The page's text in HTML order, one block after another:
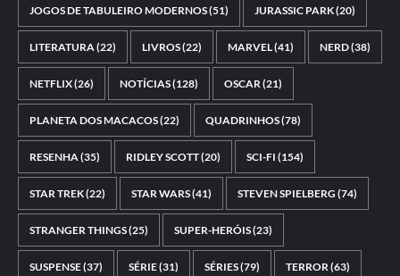
JOGOS DE TABULEIRO MODERNOS(51) JURASSIC PARK(20)
LITERATURA(22) LIVROS(22) MARVEL(41) NERD(38)
NETFLIX(26) NOTÍCIAS(128) OSCAR(21)
PLANETA DOS MACACOS(22) QUADRINHOS(78)
RESENHA(35) RIDLEY SCOTT(20) SCI-FI (154)
STAR TREK(22) STAR WARS(41) STEVEN SPIELBERG (74)
STRANGER THINGS(25) SUPER-HERÓIS(23)
SUSPENSE(37) SÉRIE(31) SÉRIES(79) TERROR(63)